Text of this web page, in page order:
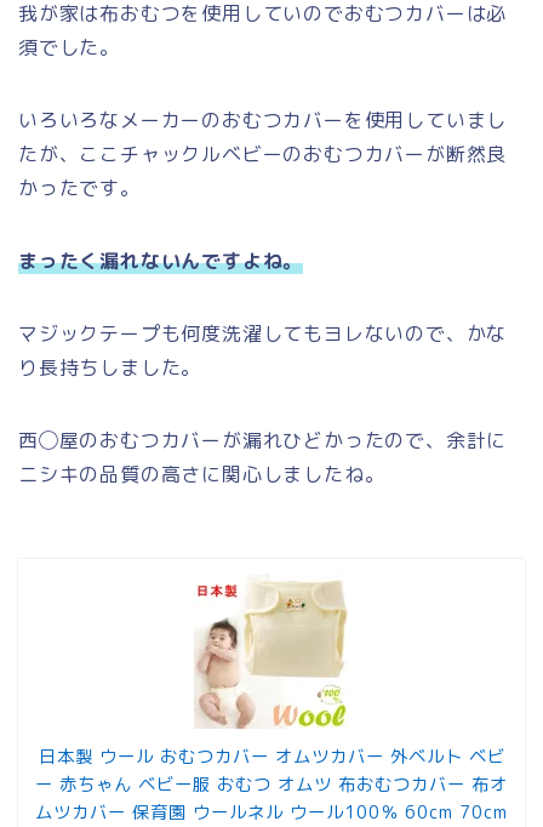
我が家は布おむつを使用していのでおむつカバーは必
須でした。
いろいろなメーカーのおむつカバーを使用していまし
たが、ここチャックルベビーのおむつカバーが断然良
かったです。
まったく漏れないんですよね。
マジックテープも何度洗濯してもヨレないので、かな
り長持ちしました。
西◯屋のおむつカバーが漏れひどかったので、余計に
ニシキの品質の高さに関心しましたね。
日本製 ウール おむつカバー オムツカバー 外ベルト ベビ
ー 赤ちゃん ベビー服 おむつ オムツ 布おむつカバー 布オ
ムツカバー 保育園 ウールネル ウール100％ 60cm 70cm